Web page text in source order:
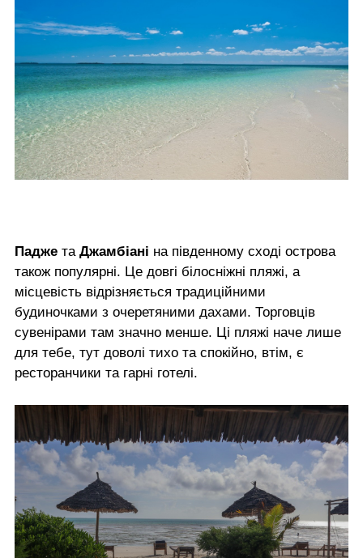
Падже та Джамбіані на південному сході острова
також популярні. Це довгі білосніжні пляжі, а
місцевість відрізняється традиційними
будиночками з очеретяними дахами. Торговців
сувенірами там значно менше. Ці пляжі наче лише
для тебе, тут доволі тихо та спокійно, втім, є
ресторанчики та гарні готелі.